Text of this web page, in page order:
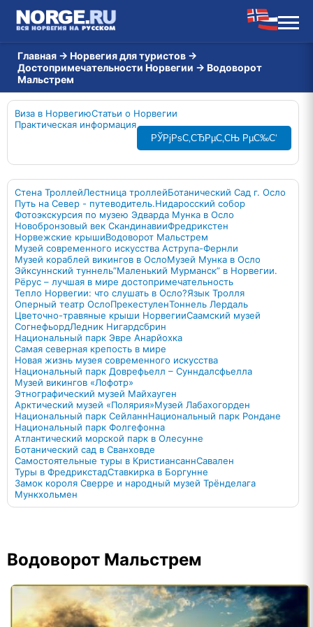
Главная → Норвегия для туристов →
Достопримечательности Норвегии → Водоворот
Мальстрем
Виза в НорвегиюСтатьи о Норвегии
Практическая информация
РЎРјРѕС‚СЂРµС‚СЊ РµС‰С‘
Стена ТроллейЛестница троллейБотанический Сад г. Осло
Путь на Север - путеводитель.Нидаросский собор
Фотоэкскурсия по музею Эдварда Мунка в Осло
Новобронзовый век СкандинавииФредрикстен
Норвежские крышиВодоворот Мальстрем
Музей современного искусства Аструпа-Фернли
Музей кораблей викингов в ОслоМузей Мунка в Осло
Эйксуннский туннель”Маленький Мурманск” в Норвегии.
Рёрус – лучшая в мире достопримечательность
Тепло Норвегии: что слушать в Осло?Язык Тролля
Оперный театр ОслоПрекестуленТоннель Лердаль
Цветочно-травяные крыши НорвегииСаамский музей
СогнефьордЛедник Нигардсбрин
Национальный парк Эвре Анарйохка
Самая северная крепость в мире
Новая жизнь музея современного искусства
Национальный парк Доврефьелл – Сунндалсфьелла
Музей викингов «Лофотр»
Этнографический музей Майхауген
Арктический музей «Полярия»Музей Лабахогорден
Национальный парк СейланнНациональный парк Рондане
Национальный парк Фолгефонна
Атлантический морской парк в Олесунне
Ботанический сад в Сванховде
Самостоятельные туры в КристиансаннСавален
Туры в ФредрикстадСтавкирка в Боргунне
Замок короля Сверре и народный музей Трёнделага
Мункхольмен
Водоворот Мальстрем